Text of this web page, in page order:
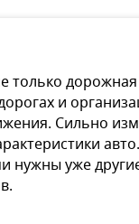
только дорожная
и
Сильно
нужны уже